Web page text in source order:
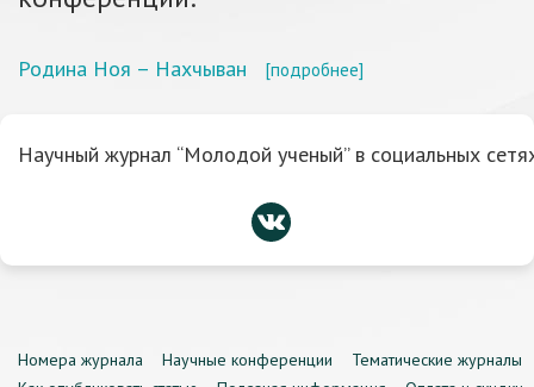
Родина Ноя – Нахчыван [подробнее]
Научный журнал “Молодой ученый” в социальных
Номера журнала Научные конференции
Тематические журналы